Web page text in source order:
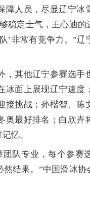
障人员，尽显辽宁冰
稳定士气，王心迪
’非常有竞争力。”
其他辽宁参赛选手
冰面上展现辽宁速度
接挑战；孙楷智、陈
奥最好排名；白欣卉
忆。
队专业，每个参赛
结果。”中国滑冰协